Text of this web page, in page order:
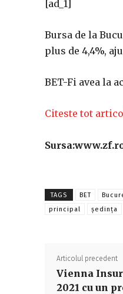
[ad_1]
Bursa de la
plus de 4,4%,
BET-Fi avea la
Citeste tot
TAGS BET
principal
şedinţa
Articolul precedent
Vienna
2021 cu un